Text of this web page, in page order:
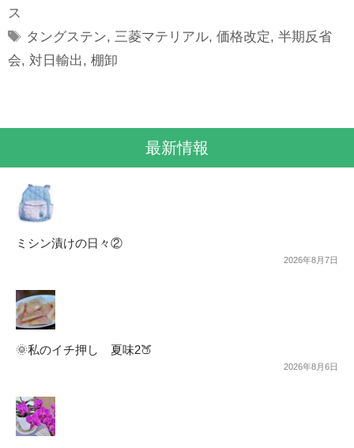
ス
Tags
タングステン,三菱マテリアル,価格改定,半期反省
会, 対日輸出, 棚卸
最新情報
ミシン漬けの日々②
2026年8月7日
🌞私のイチ押し 夏味2🍑
2026年8月6日